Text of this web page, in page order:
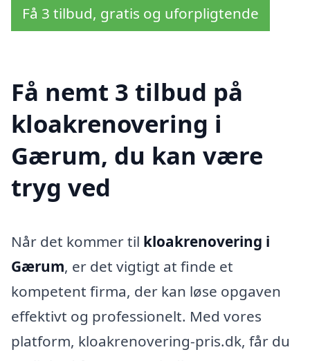
Få 3 tilbud, gratis og uforpligtende
Få nemt 3 tilbud på
kloakrenovering i
Gærum, du kan være
tryg ved
Når det kommer til kloakrenovering i
Gærum, er det vigtigt at finde et
kompetent firma, der kan løse opgaven
effektivt og professionelt. Med vores
platform, kloakrenovering-pris.dk, får du